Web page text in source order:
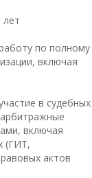
лет
по полному
включая
в судебных
включая
(ГИТ,
актов